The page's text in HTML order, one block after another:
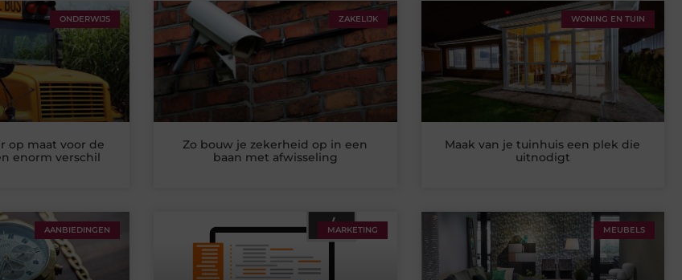
ONDERWIJS
op maat voor de
enorm verschil
ZAKELIJK
Zo bouw je zekerheid op in een
baan met afwisseling
WONING EN TUIN
Maak van je tuinhuis een plek die
uitnodigt
AANBIEDINGEN MARKETING MEUBELS